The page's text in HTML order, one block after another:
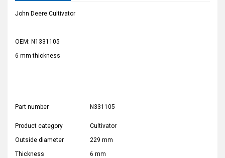
John Deere Cultivator
OEM: N1331105
6 mm thickness
Part number N331105
Product category
Cultivator
Outside diameter
229 mm
Thickness
6 mm